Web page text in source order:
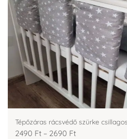
Tépőzáras rácsvédő szürke
2490 Ft – 2690 Ft